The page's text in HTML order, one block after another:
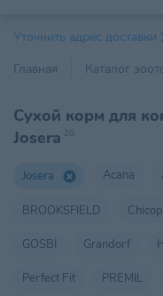
Уточнить адрес доставки
Главная
Каталог
Сухой корм для
Josera 20
Josera Acana
BROOKSFIELD
GOSBI Grandorf
Perfect Fit PREMIL